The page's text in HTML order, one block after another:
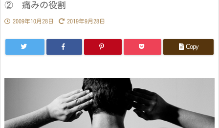
② 痛みの役割
2009年10月28日 2019年9月28日
Copy